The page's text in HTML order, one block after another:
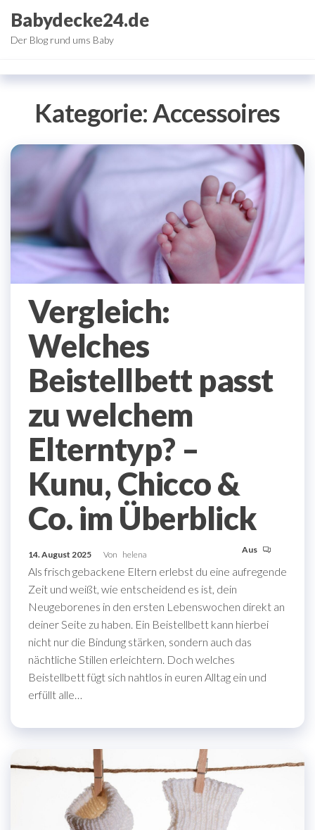
Inhalt
springen
Babydecke24.de
Der Blog rund ums Baby
Kategorie:Accessoires
Vergleich:
Welches
Beistellbett passt
zu welchem
Elterntyp? –
Kunu, Chicco &
Co. im Überblick
14. August 2025 Von helena Aus
Als frisch gebackene Eltern erlebst du eine aufregende
Zeit und weißt, wie entscheidend es ist, dein
Neugeborenes in den ersten Lebenswochen direkt an
deiner Seite zu haben. Ein Beistellbett kann hierbei
nicht nur die Bindung stärken, sondern auch das
nächtliche Stillen erleichtern. Doch welches
Beistellbett fügt sich nahtlos in euren Alltag ein und
erfüllt alle…